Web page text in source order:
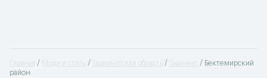
Главная Мода и стиль Ташкентская область Ташкент
Бектемирский
район